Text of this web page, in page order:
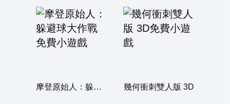
摩登原始人：躲避球大作戰 幾何衝刺雙人版 3D